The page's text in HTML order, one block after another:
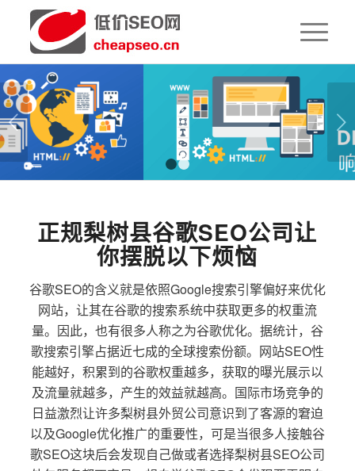
下一页
正规梨树县谷歌SEO公司让
你摆脱以下烦恼
谷歌SEO的含义就是依照Google搜索引擎偏好来优化
网站，让其在谷歌的搜索系统中获取更多的权重流
量。因此，也有很多人称之为谷歌优化。据统计，谷
歌搜索引擎占据近七成的全球搜索份额。网站SEO性
能越好，积累到的谷歌权重越多，获取的曝光展示以
及流量就越多，产生的效益就越高。国际市场竞争的
日益激烈让许多梨树县外贸公司意识到了客源的窘迫
以及Google优化推广的重要性，可是当很多人接触谷
歌SEO这块后会发现自己做或者选择梨树县SEO公司